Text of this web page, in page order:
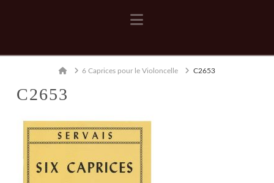
Navigation
Home6 Caprices pour le Violoncelle C2653
C2653